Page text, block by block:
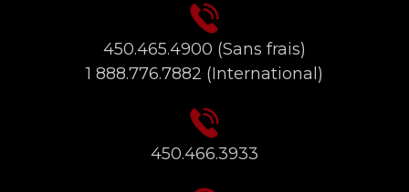
450.465.4900 (Sans frais)
1 888.776.7882 (International)
450.466.3933